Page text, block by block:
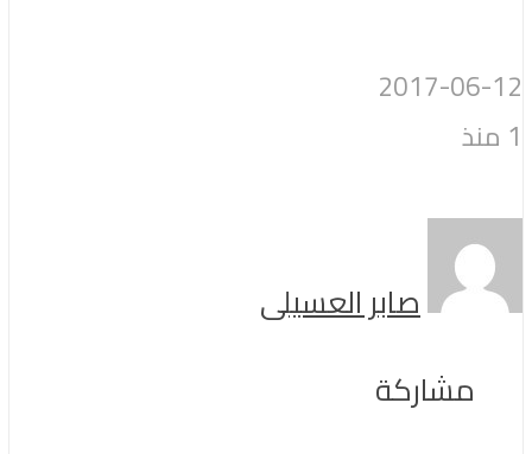
2017-06-12
1 منذ
صابر العسيلى
مشاركة